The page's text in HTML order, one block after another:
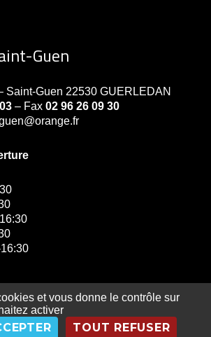
Guen
Saint-Guen 22530 GUERLEDAN
– Fax 02 96 26 09 30
de Guerledan 2019 |Contact|
personnelles | Exercez vos
et vous donne le contrôle sur
activer
TOUT REFUSER